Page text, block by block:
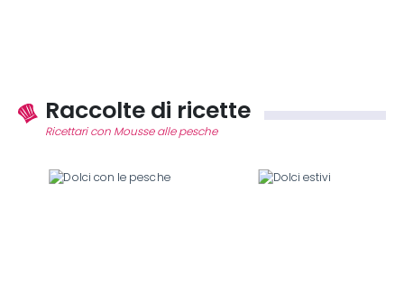
Raccolte di ricette
Ricettari con Mousse alle pesche